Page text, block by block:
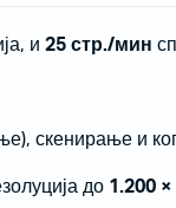
терминали
и25 стр./мин
скенирање и
до 1.200